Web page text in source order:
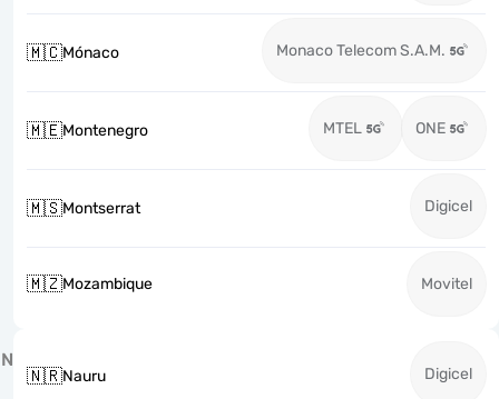
🇲🇨Mónaco Monaco Telecom S.A.M.
🇲🇪Montenegro MTEL ONE
🇲🇸Montserrat Digicel
🇲🇿Mozambique Movitel
N
🇳🇷Nauru Digicel